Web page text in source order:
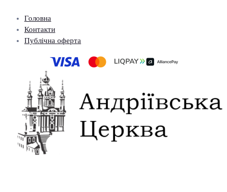
Головна
Контакти
Публічна оферта